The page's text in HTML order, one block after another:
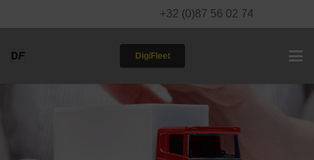
+32 (0)87 56 02 74
DigiFleet